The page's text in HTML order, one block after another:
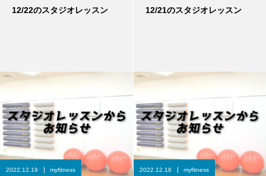
12/22のスタジオレッスン 12/21のスタジオレッスン
2022.12.19 myfitness 2022.12.18 myfitness